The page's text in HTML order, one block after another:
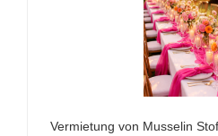
Vermietung von Musselin